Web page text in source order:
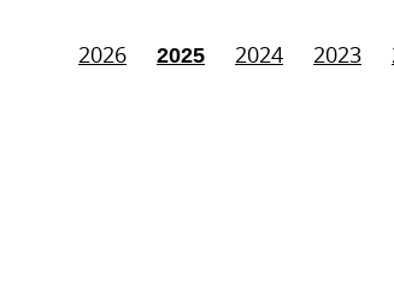
2026 2025 2024 2023